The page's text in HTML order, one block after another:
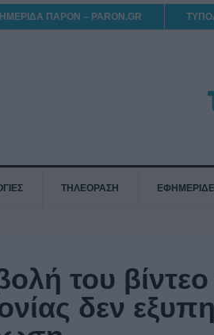
ΠΑΡΟΝ – PARON.GR
ΤΗΛΕΟΡΑΣΗ
του βίντεο
δεν